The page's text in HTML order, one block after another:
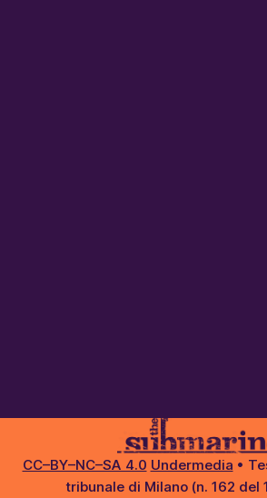
CC–BY–NC–SA 4.0 Undermedia •
tribunale di Milano (n. 162 del